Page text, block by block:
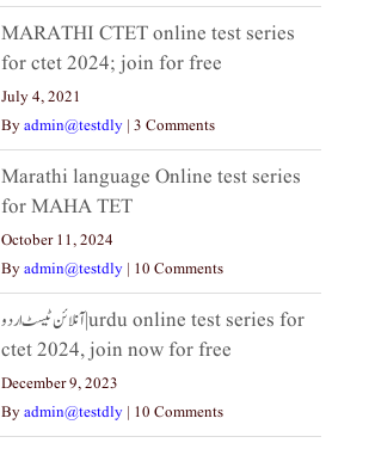
MARATHI CTET online test series
for ctet 2024; join for free
July 4, 2021
Byadmin@testdly | 3 Comments
Marathi language Online test series
for MAHA TET
October 11, 2024
Byadmin@testdly | 10 Comments
آنلائن ٹیسٹ اردو|urdu online test series for
ctet 2024, join now for free
December 9, 2023
Byadmin@testdly | 10 Comments